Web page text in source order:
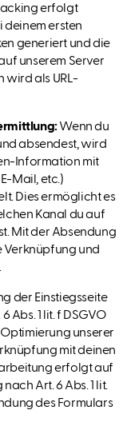
erfolgt
deinem ersten
generiert und die
unserem Server
wird als URL-
Wenn du
absendest, wird
Information mit
Mail, etc.)
Dies ermöglicht es
Kanal du auf
Mit der Absendung
Verknüpfung und
der Einstiegsseite
Abs. 1 lit. f DSGVO
unserer
mit deinen
erfolgt auf
Art. 6 Abs. 1 lit.
des Formulars